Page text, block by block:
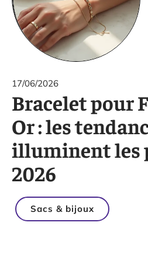
17/06/2026
Bracelet pour
Or : les
illuminent les
2026
Sacs & bijoux